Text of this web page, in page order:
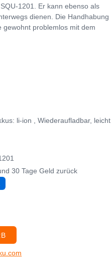
1201. Er kann ebenso als
dienen. Die Handhabung
gewohnt problemlos mit dem
li-ion , Wiederaufladbar, leicht
30 Tage Geld zurück